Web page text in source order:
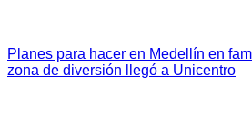
Planes para hacer en Medellín en
zona de diversión llegó a Unicentro